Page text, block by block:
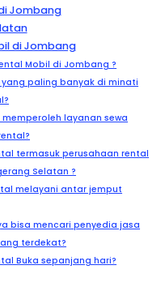
Jombang
di Jombang
Mobil di Jombang ?
paling banyak di minati
layanan sewa
termasuk perusahaan rental
Selatan ?
melayani antar jemput
bisa mencari penyedia jasa
terdekat?
Buka sepanjang hari?